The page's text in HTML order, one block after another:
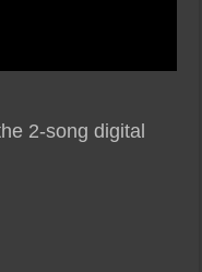
2-song digital